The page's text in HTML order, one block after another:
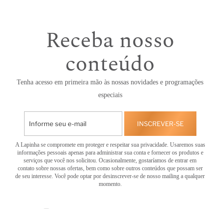
Receba nosso
conteúdo
Tenha acesso em primeira mão às nossas novidades e programações
especiais
INSCREVER-SE
A Lapinha se compromete em proteger e respeitar sua privacidade. Usaremos suas
informações pessoais apenas para administrar sua conta e fornecer os produtos e
serviços que você nos solicitou. Ocasionalmente, gostaríamos de entrar em
contato sobre nossas ofertas, bem como sobre outros conteúdos que possam ser
de seu interesse. Você pode optar por desinscrever-se de nosso mailing a qualquer
momento.